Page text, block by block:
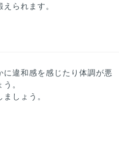
られます。
違和感を感じたり体調が悪
。
しょう。